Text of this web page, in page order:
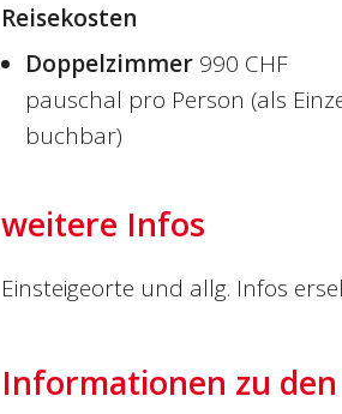
Reisekosten
Doppelzimmer 990 CHF
pauschal pro Person (als
buchbar)
weitere Infos
Einsteigeorte und allg. Infos
Informationen zu den